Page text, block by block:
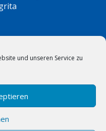
und unseren Service zu